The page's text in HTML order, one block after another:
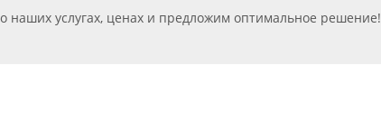
наших услугах, ценах и предложим оптимальное решение!